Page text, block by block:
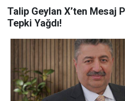
Talip Geylan X’ten Mesaj
Tepki Yağdı!